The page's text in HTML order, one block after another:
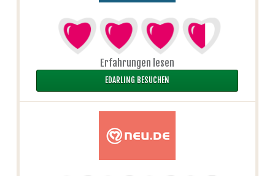
Erfahrungen lesen
EDARLING BESUCHEN